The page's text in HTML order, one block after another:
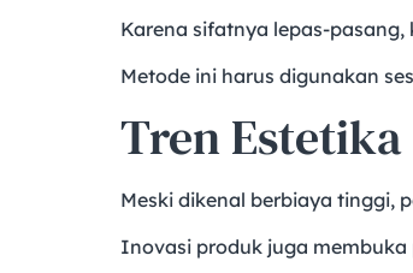
Karena sifatnya lepas-pasang,
Metode ini harus digunakan
Tren
Meski dikenal berbiaya tinggi,
Inovasi produk juga